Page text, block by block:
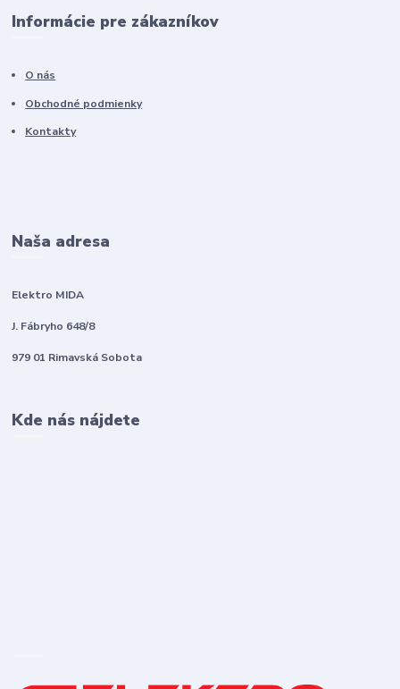
Informácie pre zákazníkov
O nás
Obchodné podmienky
Kontakty
Naša adresa
Elektro MIDA
J. Fábryho 648/8
979 01 Rimavská Sobota
Kde nás nájdete